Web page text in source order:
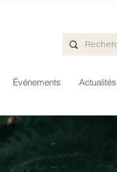
Événements Actualités